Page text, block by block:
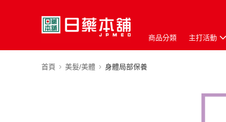
商品分類 主打活動
首頁 美髮/美體 身體局部保養